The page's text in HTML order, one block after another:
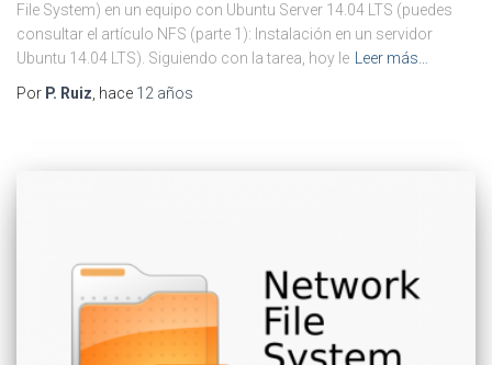
File System) en un equipo con Ubuntu Server 14.04 LTS (puedes
consultar el artículo NFS (parte 1): Instalación en un servidor
Ubuntu 14.04 LTS). Siguiendo con la tarea, hoy le Leer más…
Por P. Ruiz, hace 12 años